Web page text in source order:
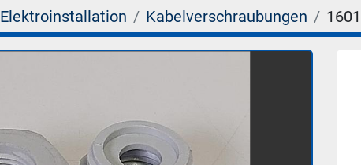
Elektroinstallation Kabelverschraubungen 1601